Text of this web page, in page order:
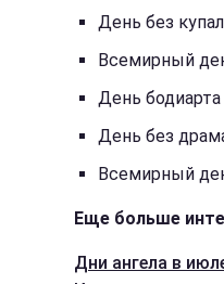
День без
Всемирный
День бодиарта
День без
Всемирный
Еще больше
Дни ангела в